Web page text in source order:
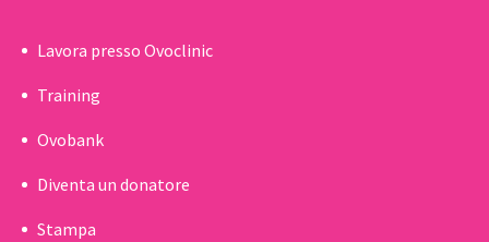
Lavora presso Ovoclinic
Training
Ovobank
Diventa un donatore
Stampa